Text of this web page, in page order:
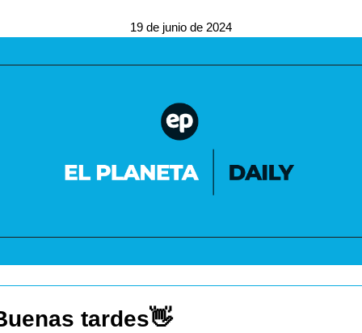
19 de junio de 2024
tardes👋